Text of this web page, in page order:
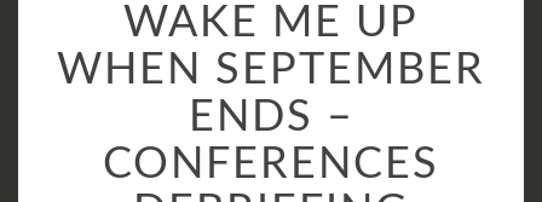
ME
UP
WHEN
SEPTEMBER
ENDS
–
WAKE ME UP
WHEN SEPTEMBER
ENDS –
CONFERENCES